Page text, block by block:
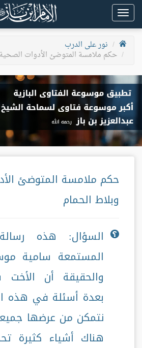
Toggle
navigation
نور على الدرب
حكم ملامسة المتوضئ الأدوات
حكم ملامسة المتوضئ
وبلاط الحمام
السؤال: هذه
المستمعة سامية
والحقيقة أن
بعدة أسئلة في هذه
نتمكن من عرضها
هناك أشياء كثيرة